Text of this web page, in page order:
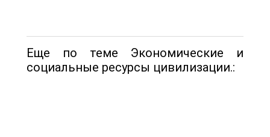
Еще по теме Экономические и
социальные ресурсы цивилизации.: